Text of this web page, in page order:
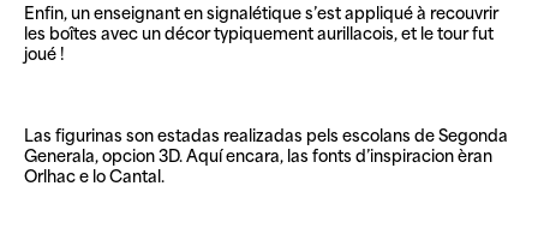
Enfin, un enseignant en signalétique s’est appliqué à recouvrir
les boîtes avec un décor typiquement aurillacois, et le tour fut
joué !
Las figurinas son estadas realizadas pels escolans de Segonda
Generala, opcion 3D. Aquí encara, las fonts d’inspiracion èran
Orlhac e lo Cantal.